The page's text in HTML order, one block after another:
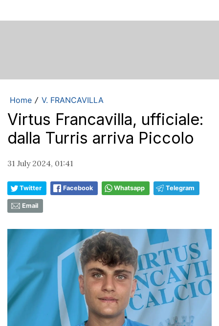
Home / V. FRANCAVILLA
Virtus Francavilla, ufficiale:
dalla Turris arriva Piccolo
31 July 2024, 01:41
Twitter Facebook Whatsapp Telegram
Email